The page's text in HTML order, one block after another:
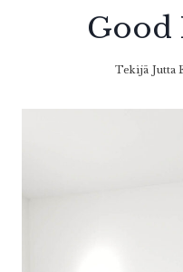
Good
Tekijä Jutta